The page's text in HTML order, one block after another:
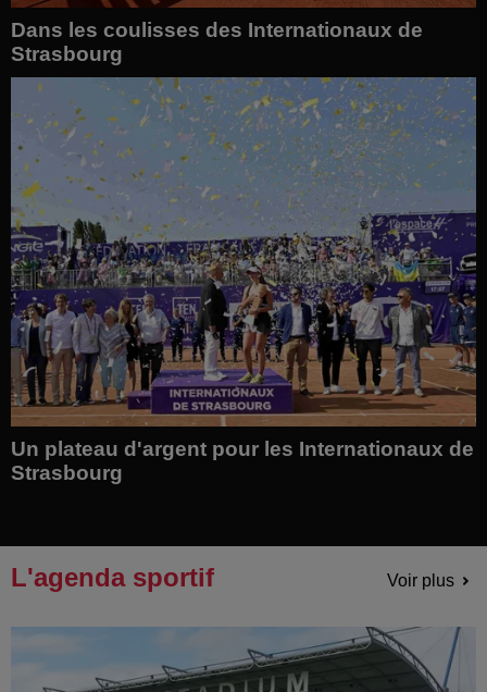
Dans les coulisses des Internationaux de
Strasbourg
Un plateau d'argent pour les Internationaux de
Strasbourg
L'agenda sportif Voir plus